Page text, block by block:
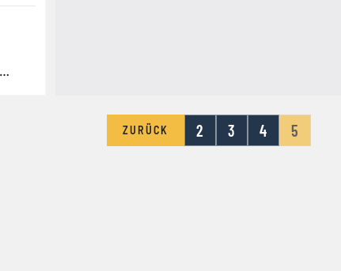
ZURÜCK 2 3 4 5